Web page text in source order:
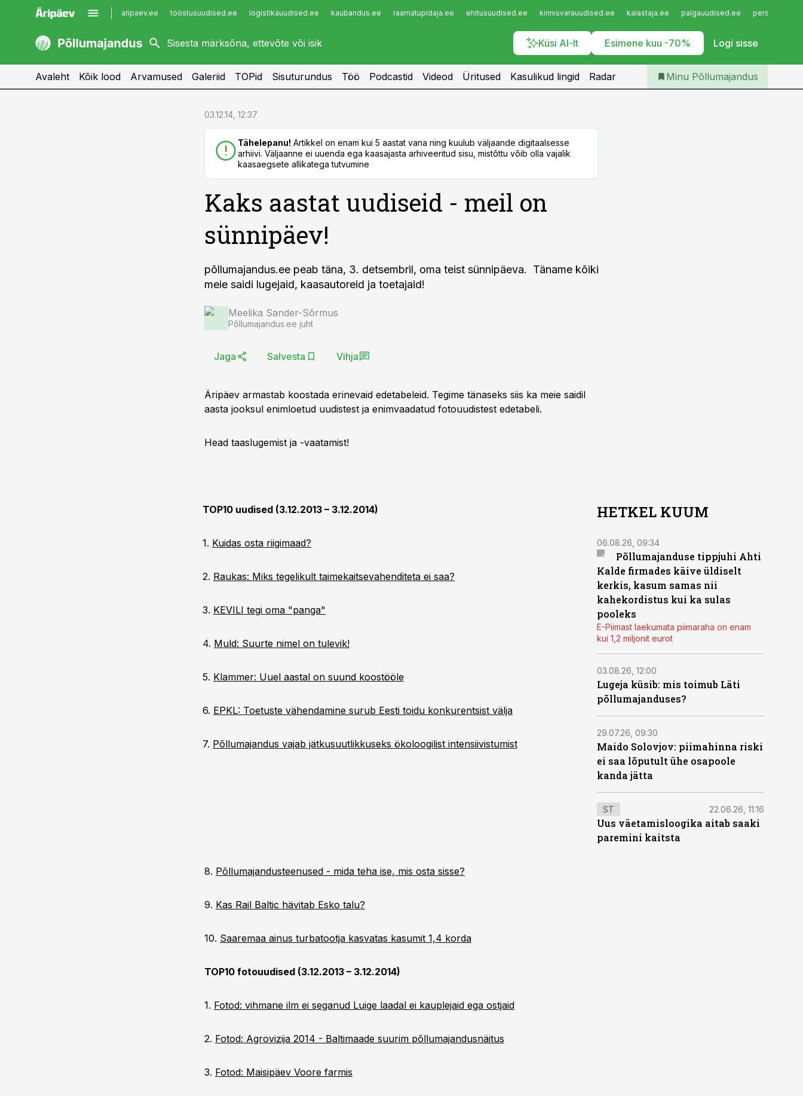
aripaev.ee tööstusuudised.ee logistikauudised.ee kaubandus.ee raamatupidaja.ee ehitusuudised.ee kinnisvarauudised.ee kalastaja.ee palgauudised.ee
Küsi AI-lt Esimene kuu -70% Logi sisse
kaubandus.ee
kinnisvarauudised.ee
imelineajalugu.ee
Infopank
Iseteenindus
Telli Põllumajandus
Avaleht Kõik lood Arvamused Galeriid TOPid Sisuturundus Töö Podcastid Videod Üritused Kasulikud lingid Radar Minu Põllumajandus
03.12.14, 12:37
Tähelepanu! Artikkel on enam kui 5 aastat vana ning kuulub väljaande digitaalsesse
arhiivi. Väljaanne ei uuenda ega kaasajasta arhiveeritud sisu, mistõttu võib olla vajalik
kaasaegsete allikatega tutvumine
Kaks aastat uudiseid - meil on
sünnipäev!
põllumajandus.ee peab täna, 3. detsembril, oma teist sünnipäeva. Täname kõiki
meie saidi lugejaid, kaasautoreid ja toetajaid!
Meelika Sander-Sõrmus
Põllumajandus.ee juht
Jaga Salvesta Vihja
Äripäev armastab koostada erinevaid edetabeleid. Tegime tänaseks siis ka meie saidil
aasta jooksul enimloetud uudistest ja enimvaadatud fotouudistest edetabeli.
Head taaslugemist ja -vaatamist!
TOP10 uudised (3.12.2013 – 3.12.2014)
1. Kuidas osta riigimaad?
2. Raukas: Miks tegelikult taimekaitsevahenditeta ei saa?
3. KEVILI tegi oma "panga"
4. Muld: Suurte nimel on tulevik!
5. Klammer: Uuel aastal on suund koostööle
6. EPKL: Toetuste vähendamine surub Eesti toidu konkurentsist välja
7. Põllumajandus vajab jätkusuutlikkuseks ökoloogilist intensiivistumist
HETKEL KUUM
06.08.26, 09:34
Põllumajanduse tippjuhi Ahti
Kalde firmades käive üldiselt
kerkis, kasum samas nii
kahekordistus kui ka sulas
pooleks
E-Piimast laekumata piimaraha on enam
kui 1,2 miljonit eurot
03.08.26, 12:00
Lugeja küsib: mis toimub Läti
põllumajanduses?
29.07.26, 09:30
Maido Solovjov: piimahinna riski
ei saa lõputult ühe osapoole
kanda jätta
ST 22.06.26, 11:16
Uus väetamisloogika aitab saaki
paremini kaitsta
8. Põllumajandusteenused - mida teha ise, mis osta sisse?
9. Kas Rail Baltic hävitab Esko talu?
10. Saaremaa ainus turbatootja kasvatas kasumit 1,4 korda
TOP10 fotouudised (3.12.2013 – 3.12.2014)
1. Fotod: vihmane ilm ei seganud Luige laadal ei kauplejaid ega ostjaid
2. Fotod: Agrovizija 2014 - Baltimaade suurim põllumajandusnäitus
3. Fotod: Maisipäev Voore farmis